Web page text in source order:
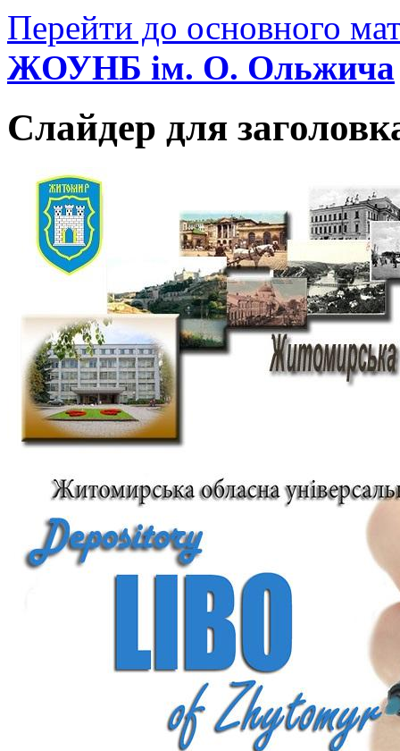
Перейти до основного
ЖОУНБ ім. О. Ольжича
Слайдер для